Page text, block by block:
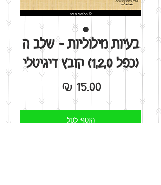
בעיות מילוליות - שלב ה
(כפל 1,2,0) קובץ דיגיטלי
מחיר
הוסף לסל